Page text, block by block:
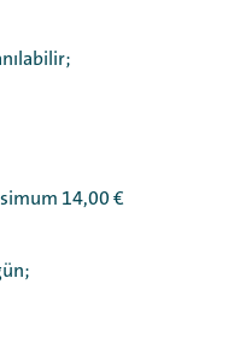
14,00 €